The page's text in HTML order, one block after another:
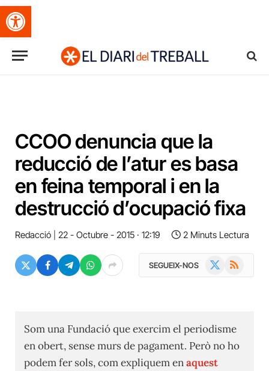
Obre la barra d'eines
CCOO denuncia que la
reducció de l’atur es basa
en feina temporal i en la
destrucció d’ocupació fixa
Redacció 22 - Octubre - 2015 · 12:19 2 Minuts Lectura
SEGUEIX-NOS RSS
Som una Fundació que exercim el periodisme
en obert, sense murs de pagament. Però no ho
podem fer sols, com expliquem enaquest